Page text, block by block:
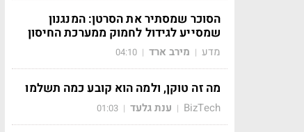
הסוכר שמסתיר את הסרטן: המנגנון
שמסייע לגידול לחמוק ממערכת החיסון
מדע | מירב ארד |
04:10
מה זה טוקן, ולמה הוא קובע כמה תשלמו
BizTech
| ענת גלעד |
01:03